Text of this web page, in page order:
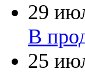
29
В
25